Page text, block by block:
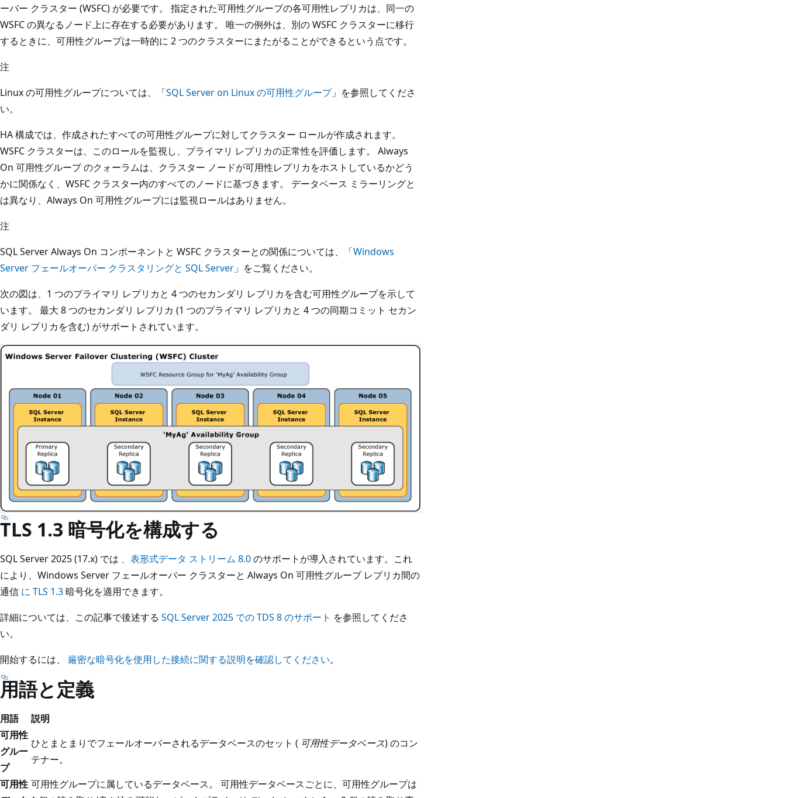
ーバー クラスター (WSFC) が必要です。 指定された可用性グループの各可用性レプリカは、同一の
WSFC の異なるノード上に存在する必要があります。 唯一の例外は、別の WSFC クラスターに移行
するときに、可用性グループは一時的に 2 つのクラスターにまたがることができるという点です。
注
Linux の可用性グループについては、「SQL Server on Linux の可用性グループ」を参照してくださ
い。
HA 構成では、作成されたすべての可用性グループに対してクラスター ロールが作成されます。
WSFC クラスターは、このロールを監視し、プライマリ レプリカの正常性を評価します。 Always
On 可用性グループ のクォーラムは、クラスター ノードが可用性レプリカをホストしているかどう
かに関係なく、WSFC クラスター内のすべてのノードに基づきます。 データベース ミラーリングと
は異なり、Always On 可用性グループには監視ロールはありません。
注
SQL Server Always On コンポーネントと WSFC クラスターとの関係については、「Windows
Server フェールオーバー クラスタリングと SQL Server 」をご覧ください。
次の図は、1 つのプライマリ レプリカと 4 つのセカンダリ レプリカを含む可用性グループを示して
います。 最大 8 つのセカンダリ レプリカ (1 つのプライマリ レプリカと 4 つの同期コミット セカン
ダリ レプリカを含む) がサポートされています。
TLS 1.3 暗号化を構成する
SQL Server 2025 (17.x) では 、表形式データ ストリーム 8.0のサポートが導入されています。これ
により、Windows Server フェールオーバー クラスターと Always On 可用性グループ レプリカ間の
通信 に TLS 1.3暗号化を適用できます。
詳細については、この記事で後述する SQL Server 2025 での TDS 8 のサポート を参照してくださ
い。
開始するには、 厳密な暗号化を使用した接続に関する説明を確認してください。
用語と定義
用語
説明
可用性
グルー
プ
ひとまとまりでフェールオーバーされるデータベースのセット ( 可用性データベース) のコン
テナー。
可用性 可用性グループに属しているデータベース。 可用性データベースごとに、可用性グループは